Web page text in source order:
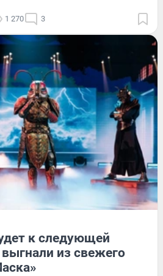
1 270 3
к следующей
выгнали из свежего